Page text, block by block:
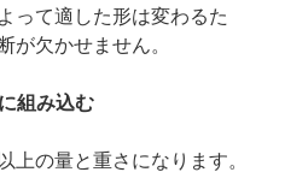
って適した形は変わるた
が欠かせません。
組み込む
上の量と重さになります。